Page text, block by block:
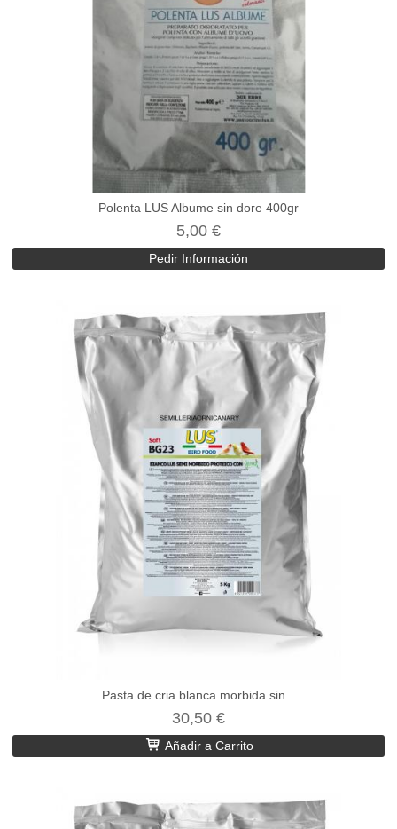
Polenta LUS Albume sin dore 400gr
5,00 €
Pedir Información
Pasta de cria blanca morbida sin...
30,50 €
Añadir a Carrito